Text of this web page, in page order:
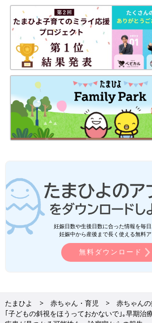
妊娠日数や生後日数に合った情報を毎
妊娠中から産後まで長く使える無料ア
無料ダウンロード
たまひよ 赤ちゃん・育児
赤ちゃん
｢子どもの斜視をほうっておかないで｣｡早期治